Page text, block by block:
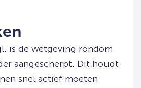
is de wetgeving rondom
aangescherpt. Dit houdt
snel actief moeten